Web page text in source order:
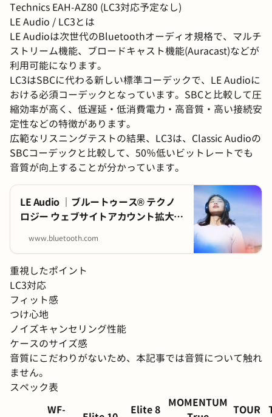
Technics EAH-AZ80 (LC3対応予定なし)
LE Audio / LC3とは
LE Audioは次世代のBluetoothオーディオ規格で、マルチ
ストリーム機能、ブロードキャスト機能(Auracast)などが
利用可能になります。
LC3はSBCに代わる新しい標準コーデックで、LE Audioに
おける必須コーデックとなっています。SBCと比較して圧
縮効率が高く、低遅延・低消費電力・高音質・高い接続安
定性などの特徴があります。
広範なリスニングテストの結果、LC3は、Classic Audioの
SBCコーデックと比較して、50％低いビットレートでも
音質が向上することが分かっています。
LE Audio ｜ブルートゥース® テクノ
ロジー ウェブサイトアカウント拡大す
拡大する拡大する拡大する拡大する拡
大する検索トグル・メニュープレープ
レープレープレープレープレープレー
LinkedInYouTubeFacebook検索アカ
ウント拡大する拡大する拡大する拡大
する拡大する拡大する拡大する拡大す
る拡大する拡大する拡大する拡大する
拡大する拡大する拡大する拡大する拡
大する拡大するトップに戻るトップに
戻るトグルメニューを閉じる検索検索
www.bluetooth.com
重視したポイント
LC3対応
フィット感
つけ心地
ノイズキャンセリング性能
ケースのサイズ感
音質にこだわりがないため、本記事では音質について触れ
ません。
スペック表
WF-
Elite 8
MOMENTUM
TOUR